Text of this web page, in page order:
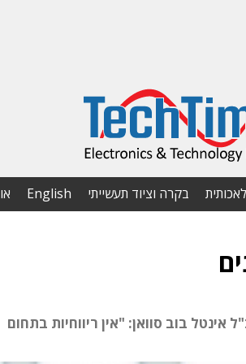
בקרה וציוד תעשייתי English
בוב סוואן: "אין ריווחיות בתחום